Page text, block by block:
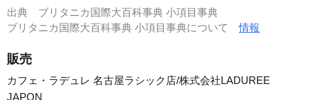
出典 ブリタニカ国際大百科事典 小項目事典
ブリタニカ国際大百科事典 小項目事典について情報
販売
カフェ・ラデュレ 名古屋ラシック店/株式会社LADUREE
JAPON